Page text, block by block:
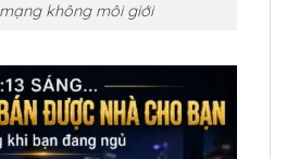
không môi giới